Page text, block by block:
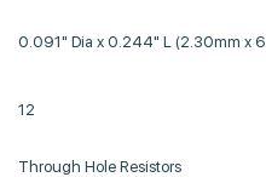
0.091" Dia x 0.244" L (2.30mm x
12
Through Hole Resistors